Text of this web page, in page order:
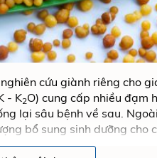
cứu giành riêng cho
- K2O) cung cấp nhiều đạm
lại sâu bệnh về sau.
bổ sung sinh dưỡng cho